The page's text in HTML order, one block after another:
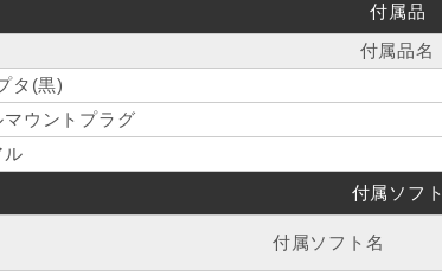
付属品
付属品名
タ(黒)
マウントプラグ
ル
付属ソフト
付属ソフト名